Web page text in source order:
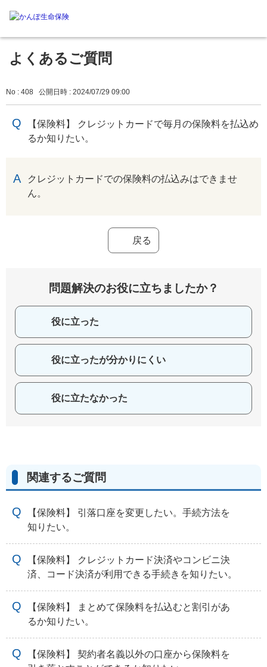
よくあるご質問
No : 408 公開日時 : 2024/07/29 09:00
【保険料】 クレジットカードで毎月の保険料を払込め
るか知りたい。
クレジットカードでの保険料の払込みはできませ
ん。
戻る
問題解決のお役に立ちましたか？
役に立った
役に立ったが分かりにくい
役に立たなかった
関連するご質問
【保険料】 引落口座を変更したい。手続方法を
知りたい。
【保険料】 クレジットカード決済やコンビニ決
済、コード決済が利用できる手続きを知りたい。
【保険料】 まとめて保険料を払込むと割引があ
るか知りたい。
【保険料】 契約者名義以外の口座から保険料を